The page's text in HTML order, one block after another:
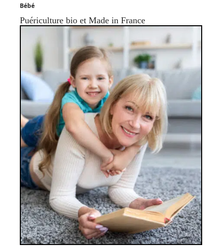
Bébé
Puériculture bio et Made in France